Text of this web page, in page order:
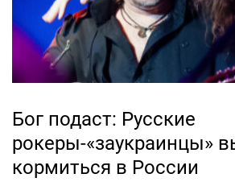
Бог подаст: Русские
рокеры-«заукраинцы»
кормиться в России